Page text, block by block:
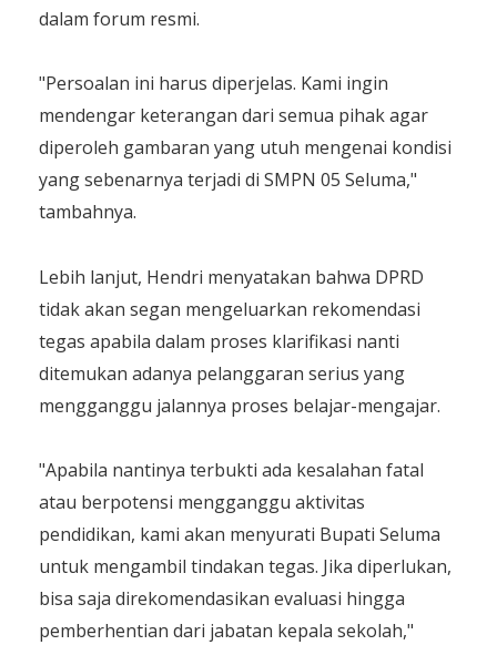
dalam forum resmi.
​"Persoalan ini harus diperjelas. Kami ingin
mendengar keterangan dari semua pihak agar
diperoleh gambaran yang utuh mengenai kondisi
yang sebenarnya terjadi di SMPN 05 Seluma,"
tambahnya.
​Lebih lanjut, Hendri menyatakan bahwa DPRD
tidak akan segan mengeluarkan rekomendasi
tegas apabila dalam proses klarifikasi nanti
ditemukan adanya pelanggaran serius yang
mengganggu jalannya proses belajar-mengajar.
​"Apabila nantinya terbukti ada kesalahan fatal
atau berpotensi mengganggu aktivitas
pendidikan, kami akan menyurati Bupati Seluma
untuk mengambil tindakan tegas. Jika diperlukan,
bisa saja direkomendasikan evaluasi hingga
pemberhentian dari jabatan kepala sekolah,"